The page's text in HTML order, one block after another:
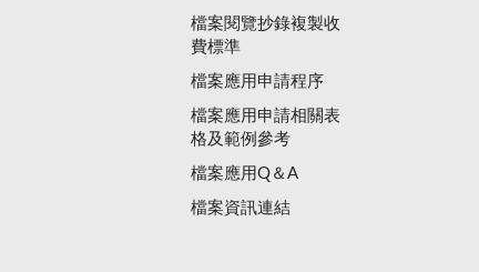
檔案閱覽抄錄複製收
費標準
檔案應用申請程序
檔案應用申請相關表
格及範例參考
檔案應用Q＆A
檔案資訊連結